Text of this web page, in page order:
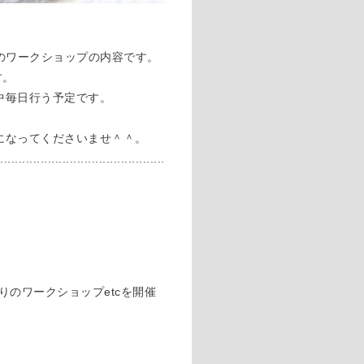
ークショップの内容です。
日行う予定です。
ってくださいませ＾＾。
のワークショップetcを開催